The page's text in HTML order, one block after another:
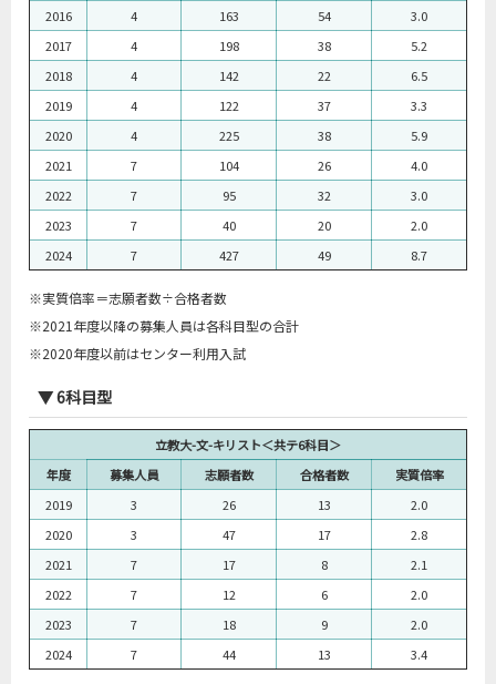
2016
4 163 54
3.0
2017
4 198 38
5.2
2018
4 142 22
6.5
2019
4 122 37
3.3
2020
4 225 38
5.9
2021
7 104 26
4.0
2022
7 95 32
3.0
2023
7 40 20
2.0
2024
7 427 49 8.7
※実質倍率＝志願者数÷合格者数
※2021年度以降の募集人員は各科目型の合計
※2020年度以前はセンター利用入試
▼ 6科目型
立教大-文-キリスト＜共テ6科目＞
年度
募集人員 志願者数 合格者数
実質倍率
2019
3 26 13
2.0
2020
3 47 17
2.8
2021
7 17 8
2.1
2022
7 12 6
2.0
2023
7 18 9
2.0
2024
7 44 13 3.4